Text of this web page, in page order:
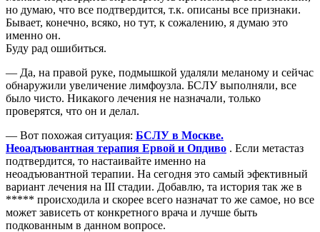
но думаю, что все подтвердится, т.к. описаны все признаки.
Бывает, конечно, всяко, но тут, к сожалению, я думаю это
именно он.
Буду рад ошибиться.
— Да, на правой руке, подмышкой удаляли меланому и сейчас
обнаружили увеличение лимфоузла. БСЛУ выполняли, все
было чисто. Никакого лечения не назначали, только
проверятся, что он и делал.
— Вот похожая ситуация: БСЛУ в Москве.
Неоадъювантная терапия Ервой и Опдиво . Если метастаз
подтвердится, то настаивайте именно на
неоадъювантной терапии. На сегодня это самый эфективный
вариант лечения на III стадии. Добавлю, та история так же в
***** происходила и скорее всего назначат то же самое, но все
может зависеть от конкретного врача и лучше быть
подкованным в данном вопросе.